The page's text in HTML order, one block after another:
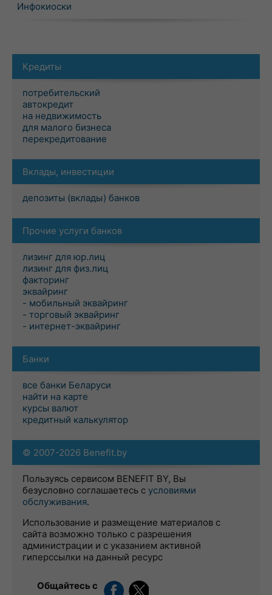
Инфокиоски
Кредиты
потребительский
автокредит
на недвижимость
для малого бизнеса
перекредитование
Вклады, инвестиции
депозиты (вклады) банков
Прочие услуги банков
лизинг для юр.лиц
лизинг для физ.лиц
факторинг
эквайринг
- мобильный эквайринг
- торговый эквайринг
- интернет-эквайринг
Банки
все банки Беларуси
найти на карте
курсы валют
кредитный калькулятор
© 2007-2026 Benefit.by
Пользуясь сервисом BENEFIT BY, Вы
безусловно соглашаетесь с условиями
обслуживания.
Использование и размещение материалов с
сайта возможно только с разрешения
администрации и с указанием активной
гиперссылки на данный ресурс
Общайтесь с